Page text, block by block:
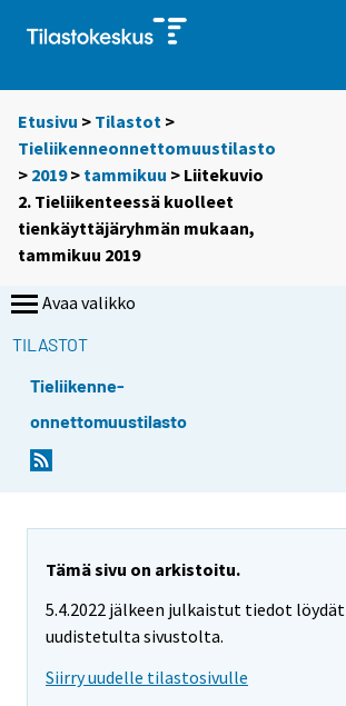
Etusivu > Tilastot >
Tieliikenneonnettomuustilasto
> 2019> tammikuu > Liitekuvio
2. Tieliikenteessä kuolleet
tienkäyttäjäryhmän mukaan,
tammikuu 2019
Avaa valikko
TILASTOT
Tieliikenne-
onnettomuustilasto
Tämä sivu on arkistoitu.
5.4.2022 jälkeen julkaistut tiedot löydät
uudistetulta sivustolta.
Siirry uudelle tilastosivulle